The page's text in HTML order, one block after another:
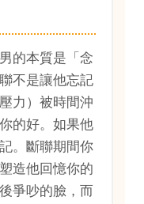
的本質是「念
不是讓他忘記
力）被時間沖
的好。如果他
。斷聯期間你
造他回憶你的
爭吵的臉，而